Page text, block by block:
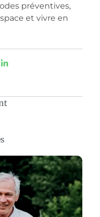
préventives,
et vivre en